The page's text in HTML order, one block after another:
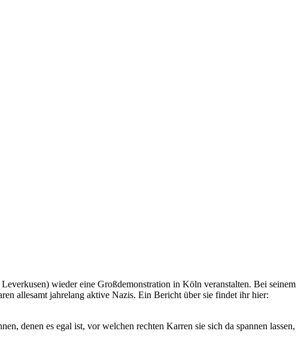
wieder eine Großdemonstration in Köln veranstalten. Bei seinem
allesamt jahrelang aktive Nazis. Ein Bericht über sie findet ihr hier:
denen es egal ist, vor welchen rechten Karren sie sich da spannen lassen,